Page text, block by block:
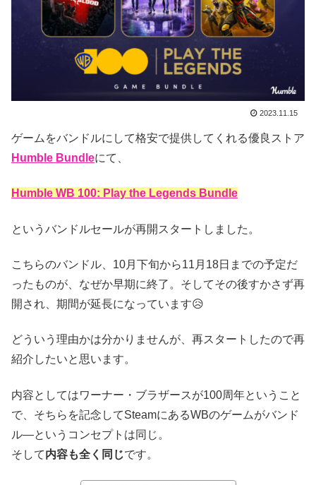
2023.11.15
ゲームをバンドルにして格安で提供してくれる優良ストア
Humble Bundleにて、
Humble WB 100: Play the Legends Bundle
というバンドルセールが再開スタートしました。
こちらのバンドル、10月下旬から11月18日までの予定だ
ったものが、なぜか早期に終了。そしてその後すかさず再
開され、期間が延長になっています😥
どういう理由かは分かりませんが、再スタートしたので再
紹介したいと思います。
内容としてはワーナー・ブラザースが100周年ということ
で、そちらを記念してSteamにあるWBのゲームがバンド
ル―というコンセプトは同じ。
そして内容も全く同じです。